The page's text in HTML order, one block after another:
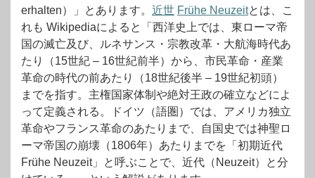
erhalten）」とあります。 近世 Frühe Neuzeitとは、こ
れも Wikipediaによると「西洋史上では、東ローマ帝
国の滅亡及び、ルネサンス・宗教改革・大航海時代あ
たり（15世紀 – 16世紀前半）から、市民革命・産業
革命の時代の前あたり（18世紀後半 – 19世紀初頭）
までを指す。主権国家体制や絶対王政の確立などによ
って定義される。ドイツ（語圏）では、アメリカ独立
革命やフランス革命のあたりまで、自国史では神聖ロ
ーマ帝国の崩壊（1806年）あたりまでを「初期近代
Frühe Neuzeit」と呼ぶことで、近代（Neuzeit）と分